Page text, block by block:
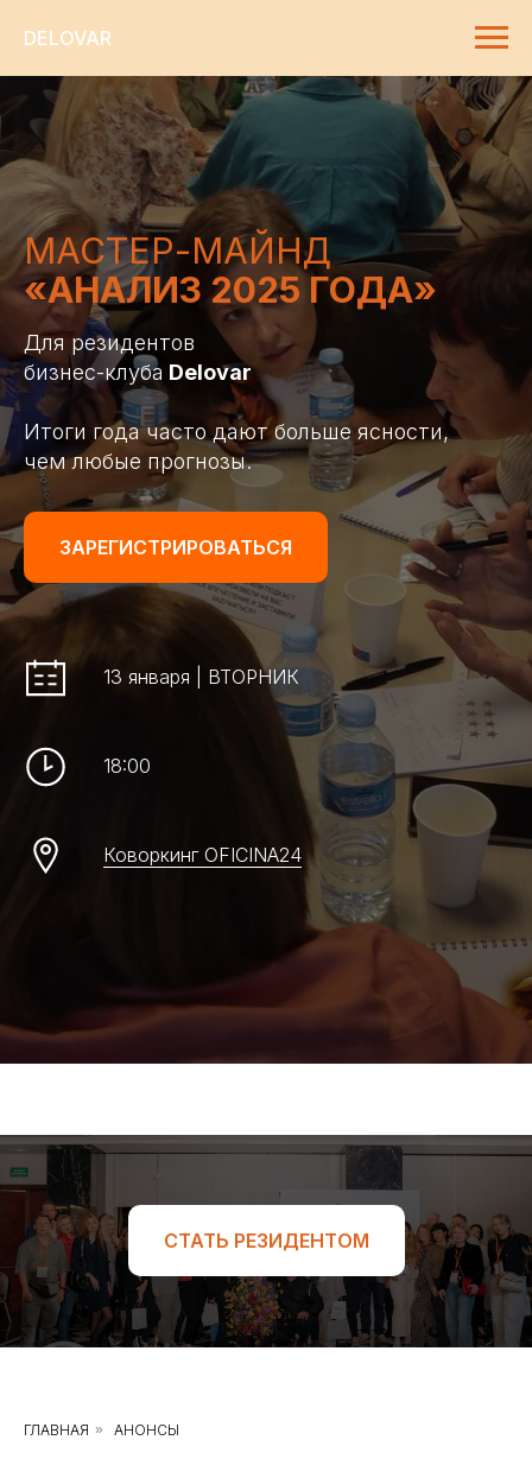
DELOVAR
МАСТЕР-МАЙНД
«АНАЛИЗ 2025 ГОДА»
Для резидентов
бизнес-клуба Delovar
Итоги года часто дают больше ясности,
чем любые прогнозы.
ЗАРЕГИСТРИРОВАТЬСЯ
13 января | ВТОРНИК
18:00
Коворкинг OFICINA24
СТАТЬ РЕЗИДЕНТОМ
ГЛАВНАЯ » АНОНСЫ